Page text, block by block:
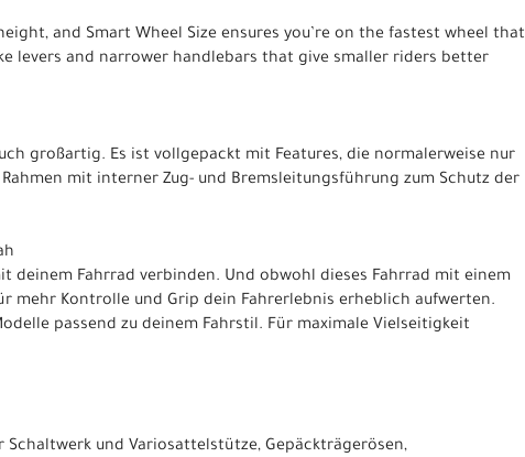
and Smart Wheel Size ensures you’re on the fastest wheel that
levers and narrower handlebars that give smaller riders better
großartig. Es ist vollgepackt mit Features, die normalerweise nur
mit interner Zug- und Bremsleitungsführung zum Schutz der
deinem Fahrrad verbinden. Und obwohl dieses Fahrrad mit einem
mehr Kontrolle und Grip dein Fahrerlebnis erheblich aufwerten.
passend zu deinem Fahrstil. Für maximale Vielseitigkeit
und Variosattelstütze, Gepäckträgerösen,